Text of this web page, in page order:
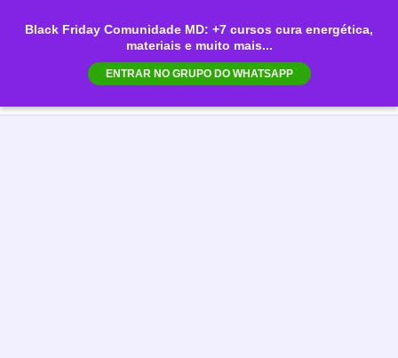
Black Friday Comunidade MD: +7 cursos cura energética,
materiais e muito mais...
ENTRAR NO GRUPO DO WHATSAPP
para